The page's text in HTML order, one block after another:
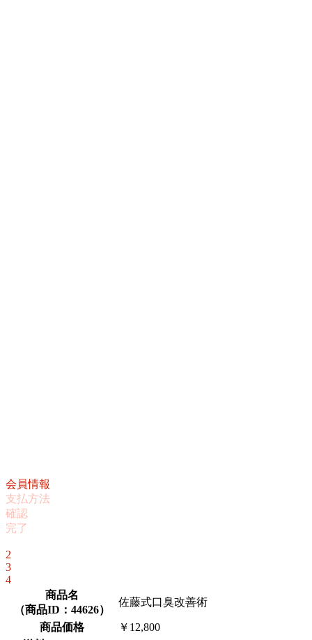
会員情報
支払方法
確認
完了
2
3
4
商品名
（商品ID：44626）
佐藤式口臭改善術
商品価格
￥12,800